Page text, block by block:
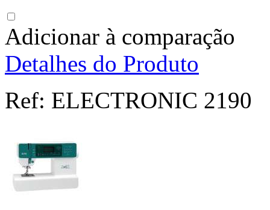
Adicionar à comparação
Detalhes do Produto
Ref: ELECTRONIC 2190